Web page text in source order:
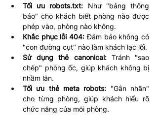
Tối ưu robots.txt: Như "bảng thông
báo" cho khách biết phòng nào được
phép vào, phòng nào không.
Khắc phục lỗi 404: Đảm bảo không có
"con đường cụt" nào làm khách lạc lối.
Sử dụng thẻ canonical: Tránh "sao
chép" phòng ốc, giúp khách không bị
nhầm lẫn.
Tối ưu thẻ meta robots: "Gắn nhãn"
cho từng phòng, giúp khách hiểu rõ
chức năng của mỗi phòng.